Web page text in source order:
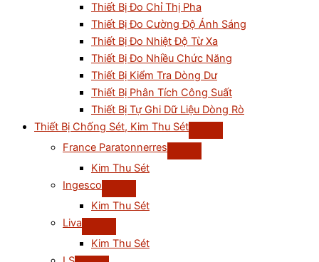
Thiết Bị Đo Chỉ Thị Pha
Thiết Bị Đo Cường Độ Ánh Sáng
Thiết Bị Đo Nhiệt Độ Từ Xa
Thiết Bị Đo Nhiều Chức Năng
Thiết Bị Kiểm Tra Dòng Dư
Thiết Bị Phân Tích Công Suất
Thiết Bị Tự Ghi Dữ Liệu Dòng Rò
Thiết Bị Chống Sét, Kim Thu Sét
France Paratonnerres
Kim Thu Sét
Ingesco
Kim Thu Sét
Liva
Kim Thu Sét